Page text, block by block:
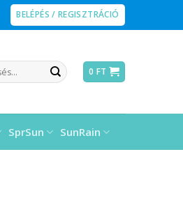
BELÉPÉS / REGISZTRÁCIÓ
0 FT
SprSun SunRain